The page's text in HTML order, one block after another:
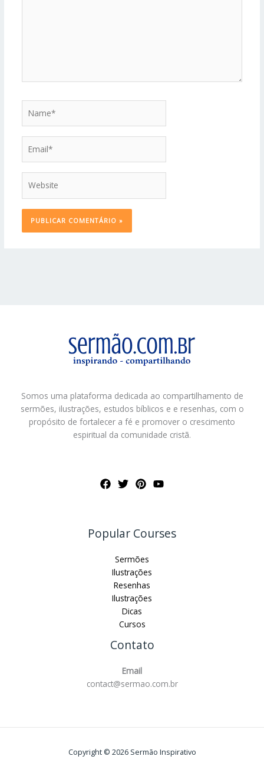
Somos uma plataforma dedicada ao compartilhamento de
sermões, ilustrações, estudos bíblicos e e resenhas, com o
propósito de fortalecer a fé e promover o crescimento
espiritual da comunidade cristã.
Popular Courses
Sermões
Ilustrações
Resenhas
Ilustrações
Dicas
Cursos
Contato
Email
contact@sermao.com.br
Copyright © 2026 Sermão Inspirativo